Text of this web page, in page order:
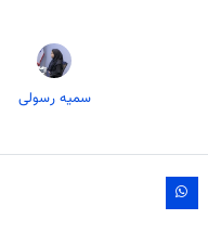
سمیه رسولی